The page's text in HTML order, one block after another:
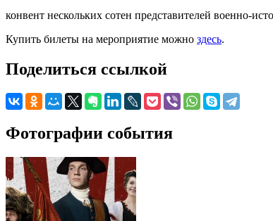
конвент нескольких сотен представителей военно-
Купить билеты на мероприятие можно здесь.
Поделиться ссылкой
Фотографии события